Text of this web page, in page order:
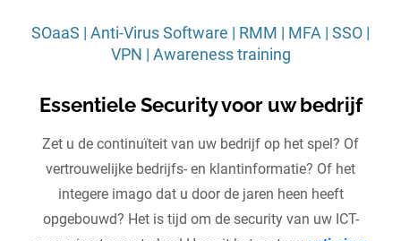
SOaaS | Anti-Virus Software | RMM | MFA | SSO |
VPN | Awareness training
Essentiele Security voor uw bedrijf
Zet u de continuïteit van uw bedrijf op het spel? Of
vertrouwelijke bedrijfs- en klantinformatie? Of het
integere imago dat u door de jaren heen heeft
opgebouwd? Het is tijd om de security van uw ICT-